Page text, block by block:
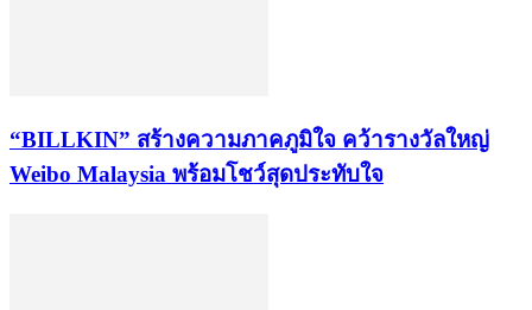
“BILLKIN” สร้างความภาคภูมิใจ คว้ารางวัลใหญ่
Weibo Malaysia พร้อมโชว์สุดประทับใจ